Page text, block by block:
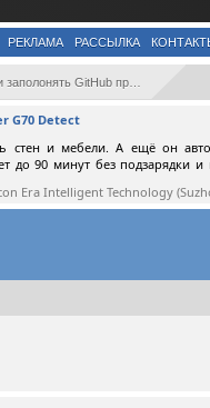
РЕКЛАМА РАССЫЛКА
GitHub проектам...
G70 Detect
стен и мебели. А ещё он
до 90 минут без подзарядки и
Era Intelligent Technology